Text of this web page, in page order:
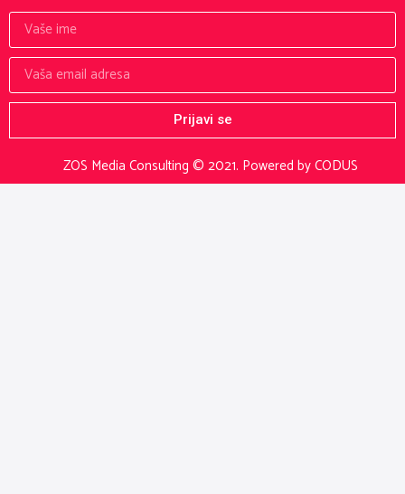
ZOS Media Consulting © 2021. Powered by CODUS
Prijavi se